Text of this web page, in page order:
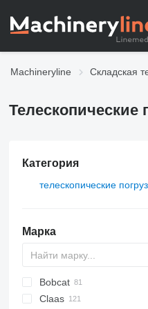
Machineryline Складская
Телескопические
Категория
телескопические
Марка
T-series
Bobcat
553
Farmlift
CX
306
Claas